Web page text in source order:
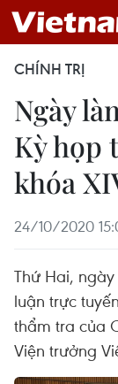
CHÍNH TRỊ
Ngày
Kỳ họp
khóa
24/10/2020
Thứ Hai,
luận trực
thẩm tra của
Viện trưởng